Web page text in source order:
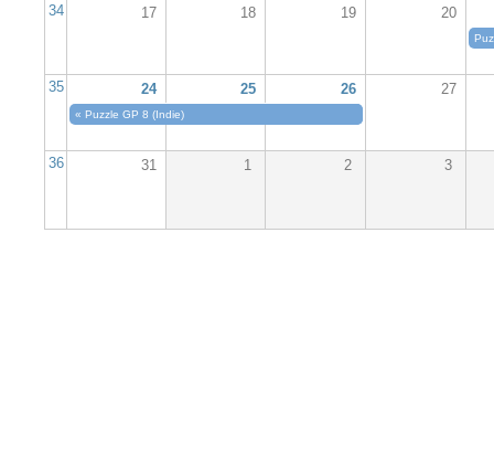
34 17 18 19 20
35 24 25 26 27
« Puzzle GP 8 (Indie)
36 31 1 2 3